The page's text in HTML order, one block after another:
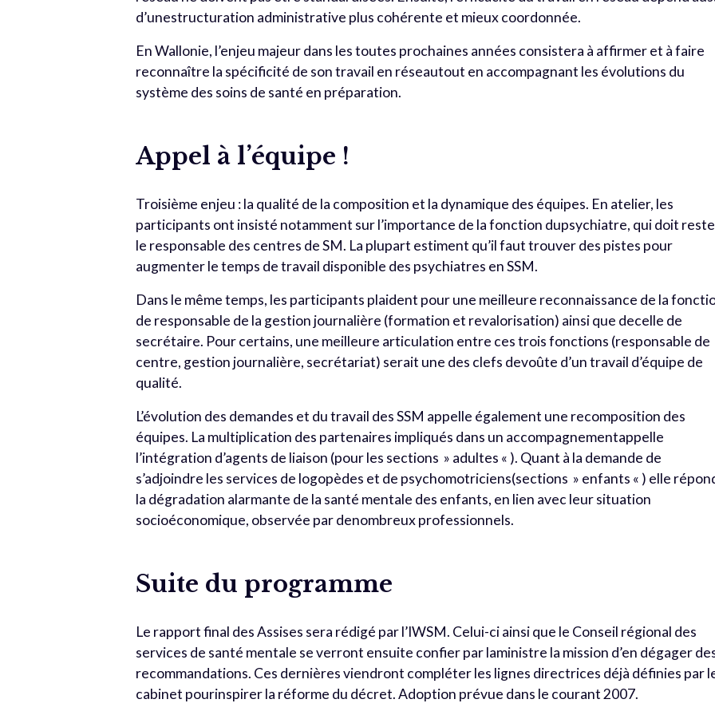
d’unestructuration administrative plus cohérente et mieux coordonnée.
En Wallonie, l’enjeu majeur dans les toutes prochaines années consistera à affirmer et à faire
reconnaître la spécificité de son travail en réseautout en accompagnant les évolutions du
système des soins de santé en préparation.
Appel à l’équipe !
Troisième enjeu : la qualité de la composition et la dynamique des équipes. En atelier, les
participants ont insisté notamment sur l’importance de la fonction dupsychiatre, qui doit
le responsable des centres de SM. La plupart estiment qu’il faut trouver des pistes pour
augmenter le temps de travail disponible des psychiatres en SSM.
Dans le même temps, les participants plaident pour une meilleure reconnaissance de la
de responsable de la gestion journalière (formation et revalorisation) ainsi que decelle de
secrétaire. Pour certains, une meilleure articulation entre ces trois fonctions (responsable de
centre, gestion journalière, secrétariat) serait une des clefs devoûte d’un travail d’équipe de
qualité.
L’évolution des demandes et du travail des SSM appelle également une recomposition des
équipes. La multiplication des partenaires impliqués dans un accompagnementappelle
l’intégration d’agents de liaison (pour les sections » adultes « ). Quant à la demande de
s’adjoindre les services de logopèdes et de psychomotriciens(sections » enfants « ) elle
la dégradation alarmante de la santé mentale des enfants, en lien avec leur situation
socioéconomique, observée par denombreux professionnels.
Suite du programme
Le rapport final des Assises sera rédigé par l’IWSM. Celui-ci ainsi que le Conseil régional des
services de santé mentale se verront ensuite confier par laministre la mission d’en dégager
recommandations. Ces dernières viendront compléter les lignes directrices déjà définies par
cabinet pourinspirer la réforme du décret. Adoption prévue dans le courant 2007.